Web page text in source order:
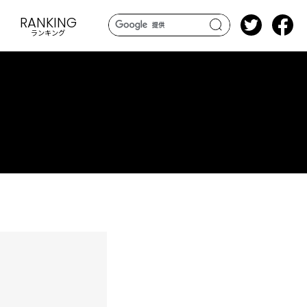
search
RANKING
ランキング